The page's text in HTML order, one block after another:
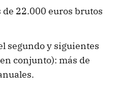
de 22.000 euros brutos
segundo y siguientes
conjunto): más de